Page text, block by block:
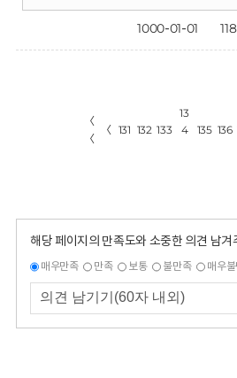
1000-01-01
〈
〈
〈 131 132 133
13
4
135 136
해당 페이지의 만족도와 소중한 의견 남겨
매우만족 만족 보통 불만족 매우